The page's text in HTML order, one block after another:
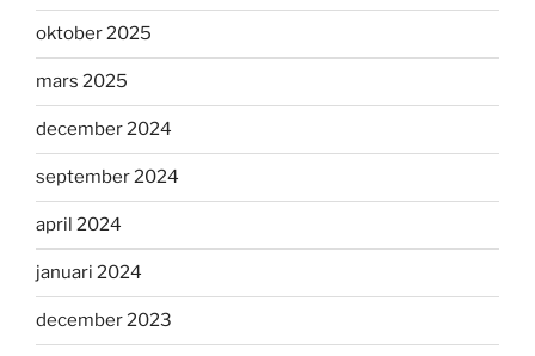
oktober 2025
mars 2025
december 2024
september 2024
april 2024
januari 2024
december 2023